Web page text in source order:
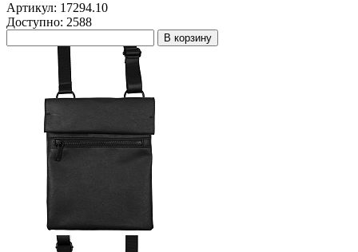
Артикул: 17294.10
Доступно: 2588
В корзину